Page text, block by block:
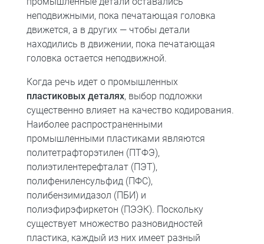
неподвижными, пока печатающая головка
движется, а в других — чтобы детали
находились в движении, пока печатающая
головка остается неподвижной.
Когда речь идет о промышленных
пластиковых деталях, выбор подложки
существенно влияет на качество кодирования.
Наиболее распространенными
промышленными пластиками являются
политетрафторэтилен (ПТФЭ),
полиэтилентерефталат (ПЭТ),
полифениленсульфид (ПФС),
полибензимидазол (ПБИ) и
полиэфирэфиркетон (ПЭЭК). Поскольку
существует множество разновидностей
пластика, каждый из них имеет разный